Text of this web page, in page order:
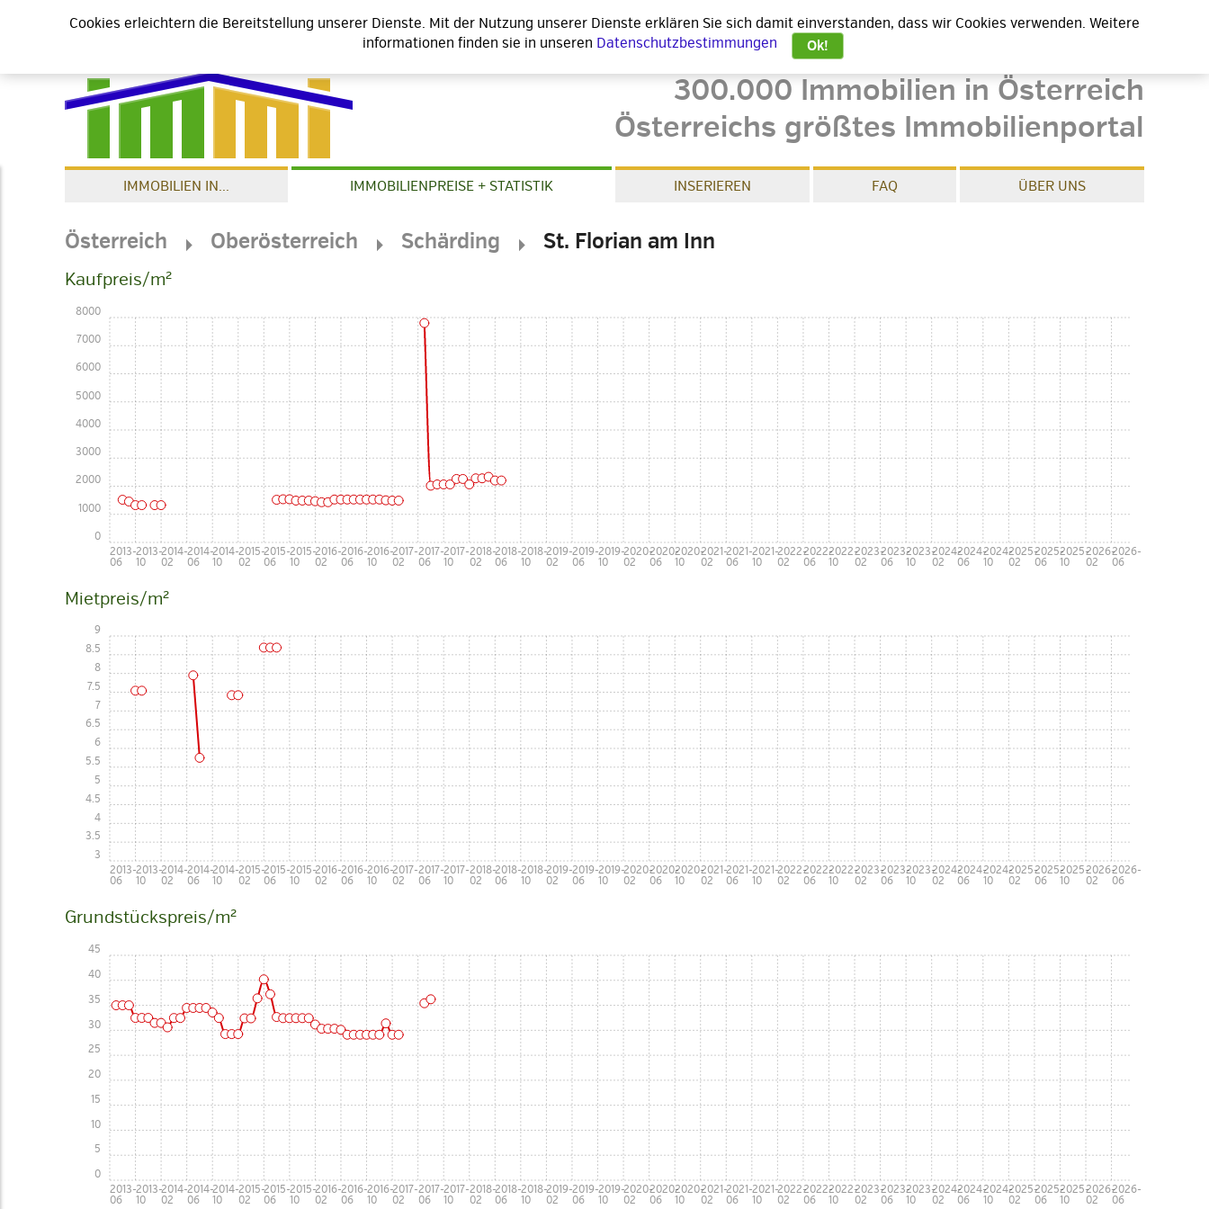
300.000 Immobilien in Österreich
Österreichs größtes Immobilienportal
IMMOBILIEN IN... IMMOBILIENPREISE + STATISTIK INSERIEREN FAQ ÜBER UNS
Österreich Oberösterreich Schärding St. Florian am Inn
Kaufpreis/m²
2013-
06
2013-
10
2014-
02
2014-
06
2014-
10
2015-
02
2015-
06
2015-
10
2016-
02
2016-
06
2016-
10
2017-
02
2017-
06
2017-
10
2018-
02
2018-
06
2018-
10
2019-
02
2019-
06
2019-
10
2020-
02
2020-
06
2020-
10
2021-
02
2021-
06
2021-
10
2022-
02
2022-
06
2022-
10
2023-
02
2023-
06
2023-
10
2024-
02
2024-
06
2024-
10
2025-
02
2025-
06
2025-
10
2026-
02
2026-
06
0
1000
2000
3000
4000
5000
6000
7000
8000
Mietpreis/m²
2013-
06
2013-
10
2014-
02
2014-
06
2014-
10
2015-
02
2015-
06
2015-
10
2016-
02
2016-
06
2016-
10
2017-
02
2017-
06
2017-
10
2018-
02
2018-
06
2018-
10
2019-
02
2019-
06
2019-
10
2020-
02
2020-
06
2020-
10
2021-
02
2021-
06
2021-
10
2022-
02
2022-
06
2022-
10
2023-
02
2023-
06
2023-
10
2024-
02
2024-
06
2024-
10
2025-
02
2025-
06
2025-
10
2026-
02
2026-
06
3
3.5
4
4.5
5
5.5
6
6.5
7
7.5
8
8.5
9
Grundstückspreis/m²
2013-
06
2013-
10
2014-
02
2014-
06
2014-
10
2015-
02
2015-
06
2015-
10
2016-
02
2016-
06
2016-
10
2017-
02
2017-
06
2017-
10
2018-
02
2018-
06
2018-
10
2019-
02
2019-
06
2019-
10
2020-
02
2020-
06
2020-
10
2021-
02
2021-
06
2021-
10
2022-
02
2022-
06
2022-
10
2023-
02
2023-
06
2023-
10
2024-
02
2024-
06
2024-
10
2025-
02
2025-
06
2025-
10
2026-
02
2026-
06
0
5
10
15
20
25
30
35
40
45
Cookies erleichtern die Bereitstellung unserer Dienste. Mit der Nutzung unserer Dienste erklären Sie sich damit einverstanden, dass wir Cookies verwenden. Weitere
informationen finden sie in unseren Datenschutzbestimmungen Ok!